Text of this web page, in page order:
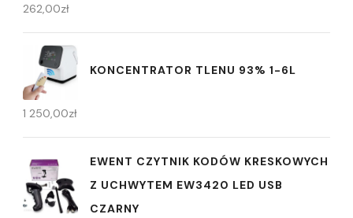
262,00zł
KONCENTRATOR TLENU 93% 1-6L
1 250,00zł
EWENT CZYTNIK KODÓW KRESKOWYCH
Z UCHWYTEM EW3420 LED USB
CZARNY